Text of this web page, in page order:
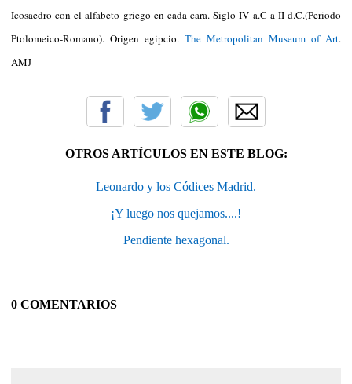
Icosaedro con el alfabeto griego en cada cara. Siglo IV a.C a II d.C.(Periodo
Ptolomeico-Romano). Origen egipcio. The Metropolitan Museum of Art.
AMJ
OTROS ARTÍCULOS EN ESTE BLOG:
Leonardo y los Códices Madrid.
¡Y luego nos quejamos....!
Pendiente hexagonal.
0 COMENTARIOS